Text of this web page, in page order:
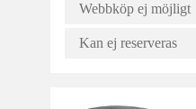
Webbköp ej möjligt
Kan ej reserveras